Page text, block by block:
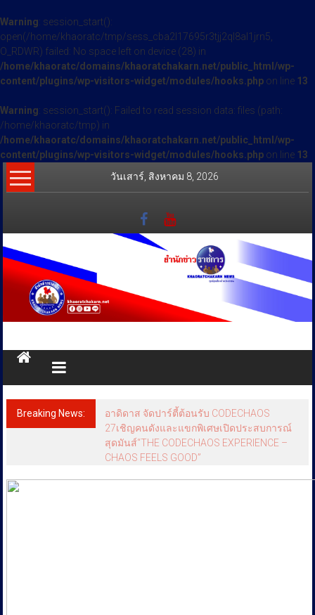
Warning: session_start():
open(/home/khaoratc/tmp/sess_cba2l17695r3tjj2ql8al1jrn5,
O_RDWR) failed: No space left on device (28) in
/home/khaoratc/domains/khaoratchakarn.net/public_html/wp-
content/plugins/wp-visitors-widget/modules/hooks.php on line 13
Warning: session_start(): Failed to read session data: files (path:
/home/khaoratc/tmp) in
/home/khaoratc/domains/khaoratchakarn.net/public_html/wp-
content/plugins/wp-visitors-widget/modules/hooks.php on line 13
Skip
to
วันเสาร์, สิงหาคม 8, 2026
สำนัก
ราชการ
ทุกข์
ข้าง
ประชาชน
Breaking News:
อาดิดาส จัดปาร์ตี้ต้อนรับ CODECHAOS
27เชิญคนดังและแขกพิเศษเปิดประสบการณ์
สุดมันส์“THE CODECHAOS EXPERIENCE –
CHAOS FEELS GOOD”